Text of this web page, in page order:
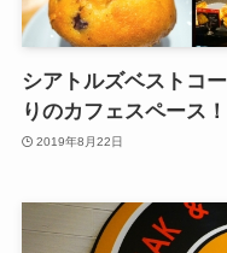
シアトルズベストコ
りのカフェスペース
2019年8月22日